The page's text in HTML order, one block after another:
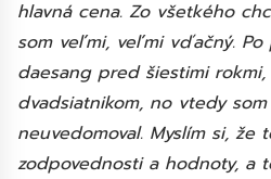
hlavná cena. Zo všetkého
som veľmi, veľmi vďačný.
daesang pred šiestimi
dvadsiatnikom, no vtedy
neuvedomoval. Myslím si, že
zodpovednosti a hodnoty, a